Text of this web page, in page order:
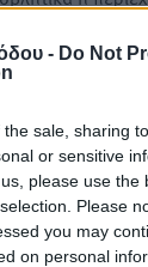
- Do Not
sale, sharing
or sensitive
please use the
Please
you may
on personal
όλα τα